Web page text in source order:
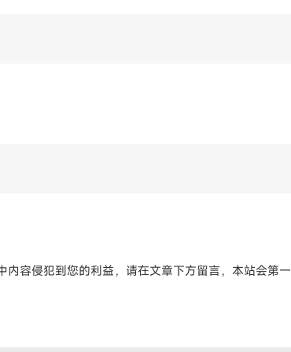
容侵犯到您的利益，请在文章下方留言，本站会第一